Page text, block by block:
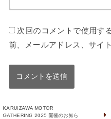
次回のコメントで使用す
前、メールアドレス、サイ
KARUIZAWA MOTOR
GATHERING 2025 開催のお知ら